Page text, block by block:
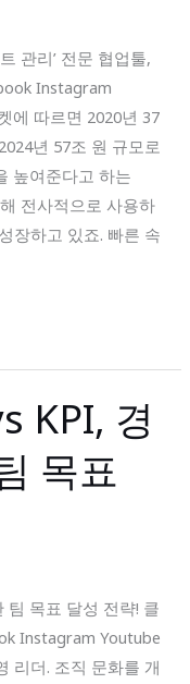
관리’ 전문 협업툴,
Instagram
에 따르면 2020년 37
년 57조 원 규모로
높여준다고 하는
전사적으로 사용하
장하고 있죠. 빠른 속
KPI, 경
목표
팀 목표 달성 전략! 클
Instagram Youtube
리더. 조직 문화를 개